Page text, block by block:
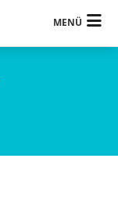
MENÜ